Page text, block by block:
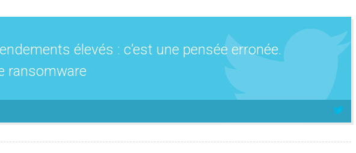
élevés : c’est une pensée erronée.
ransomware